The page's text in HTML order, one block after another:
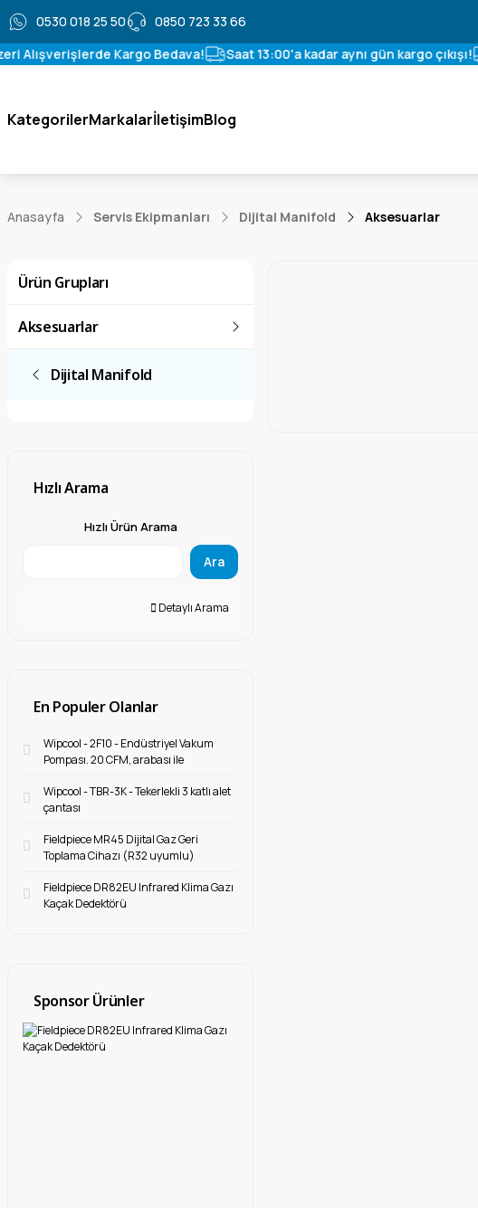
0530 018 25 50 0850 723 33 66
Alışverişlerde Kargo Bedava!
Saat 13:00'a kadar aynı gün kargo çıkışı!
KategorilerMarkalarİletişimBlog
Anasayfa Servis Ekipmanları Dijital Manifold Aksesuarlar
Ürün Grupları
Aksesuarlar
Dijital Manifold
Hızlı Arama
Hızlı Ürün Arama
Ara
Detaylı Arama
En Populer Olanlar
Wipcool - 2F10 - Endüstriyel Vakum
Pompası. 20 CFM, arabası ile
Wipcool - TBR-3K - Tekerlekli 3 katlı alet
çantası
Fieldpiece MR45 Dijital Gaz Geri
Toplama Cihazı (R32 uyumlu)
Fieldpiece DR82EU Infrared Klima Gazı
Kaçak Dedektörü
Sponsor Ürünler